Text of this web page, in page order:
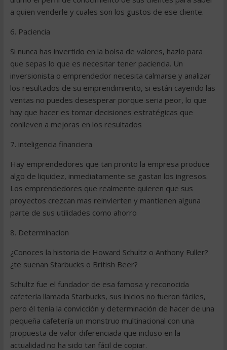
a quien venderle y cuales son los gustos de ese cliente.
6. Paciencia
Si nunca has invertido en la bolsa de valores, hazlo para
que sepas lo que es necesitar tener paciencia. Un
inversionista o emprendedor necesita calmarse y analizar
los resultados de su emprendimiento, si están cayendo las
ventas no puedes desesperar porque seria peor, lo que
hay que hacer es tomar decisiones estratégicas que
conlleven a mejoras en los resultados
7. inteligencia financiera
Hay emprendedores que tan pronto la empresa produce
algo de liquidez, inmediatamente se gastan los ingresos.
Los emprendedores que realmente quieren que sus
proyectos crezcan mas reinvierten y mantienen alguna
parte de sus utilidades como ahorro
8. Determinacion
¿Conoces la historia de Howard Schultz o Anthony Fuller?
¿te suenan Starbucks o British Beer?
Schultz fue el fundador de esa famosa y reconocida
cafetería llamada Starbucks, sus inicios no fueron fáciles,
pero él tenia la convicción y determinación de hacer de una
pequeña cafetería un monstruo multinacional con una
propuesta de valor diferenciada que incluso en la
actualidad no ha sido tan fácil de copiar.